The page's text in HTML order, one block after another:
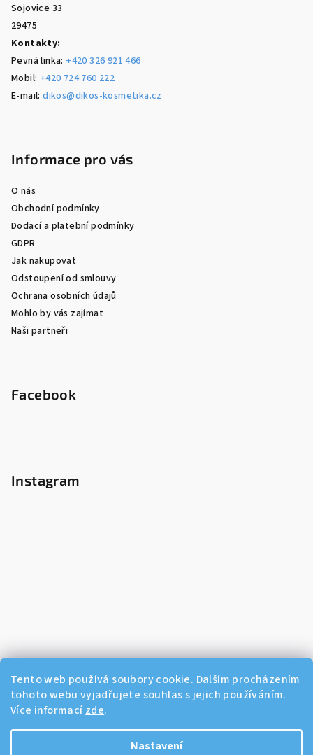
Tento web používá soubory cookie. Dalším procházením
tohoto webu vyjadřujete souhlas s jejich používáním.
Více informací zde.
Nastavení
Sojovice 33
29475
Kontakty:
Pevná linka: +420 326 921 466
Mobil: +420 724 760 222
E-mail:dikos@dikos-kosmetika.cz
Informace pro vás
O nás
Obchodní podmínky
Dodací a platební podmínky
GDPR
Jak nakupovat
Odstoupení od smlouvy
Ochrana osobních údajů
Mohlo by vás zajímat
Naši partneři
Facebook
Instagram
Sledovat na Instagramu